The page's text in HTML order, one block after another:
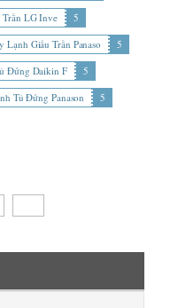
LG Inve
5
Lạnh Giấu Trần Panaso
5
Đứng Daikin F
5
Tủ Đứng Panason 5